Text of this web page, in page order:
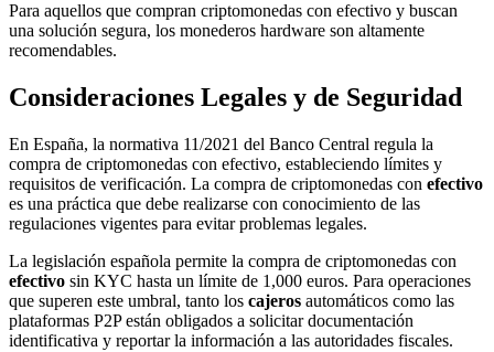
Para aquellos que compran criptomonedas con efectivo y buscan
una solución segura, los monederos hardware son altamente
recomendables.
Consideraciones Legales y de Seguridad
En España, la normativa 11/2021 del Banco Central regula la
compra de criptomonedas con efectivo, estableciendo límites y
requisitos de verificación. La compra de criptomonedas con efectivo
es una práctica que debe realizarse con conocimiento de las
regulaciones vigentes para evitar problemas legales.
La legislación española permite la compra de criptomonedas con
efectivo sin KYC hasta un límite de 1,000 euros. Para operaciones
que superen este umbral, tanto los cajeros automáticos como las
plataformas P2P están obligados a solicitar documentación
identificativa y reportar la información a las autoridades fiscales.